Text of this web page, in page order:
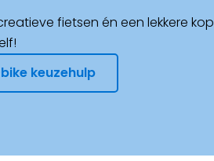
fietsen én een lekkere kop
keuzehulp